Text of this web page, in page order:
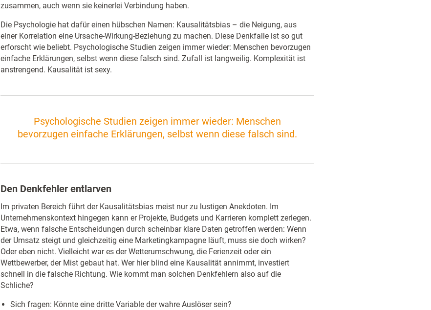
zusammen, auch wenn sie keinerlei Verbindung haben.
Die Psychologie hat dafür einen hübschen Namen: Kausalitätsbias – die Neigung, aus
einer Korrelation eine Ursache-Wirkung-Beziehung zu machen. Diese Denkfalle ist so gut
erforscht wie beliebt. Psychologische Studien zeigen immer wieder: Menschen bevorzugen
einfache Erklärungen, selbst wenn diese falsch sind. Zufall ist langweilig. Komplexität ist
anstrengend. Kausalität ist sexy.
Psychologische Studien zeigen immer wieder: Menschen
bevorzugen einfache Erklärungen, selbst wenn diese falsch sind.
Den Denkfehler entlarven
Im privaten Bereich führt der Kausalitätsbias meist nur zu lustigen Anekdoten. Im
Unternehmenskontext hingegen kann er Projekte, Budgets und Karrieren komplett zerlegen.
Etwa, wenn falsche Entscheidungen durch scheinbar klare Daten getroffen werden: Wenn
der Umsatz steigt und gleichzeitig eine Marketingkampagne läuft, muss sie doch wirken?
Oder eben nicht. Vielleicht war es der Wetterumschwung, die Ferienzeit oder ein
Wettbewerber, der Mist gebaut hat. Wer hier blind eine Kausalität annimmt, investiert
schnell in die falsche Richtung. Wie kommt man solchen Denkfehlern also auf die
Schliche?
Sich fragen: Könnte eine dritte Variable der wahre Auslöser sein?